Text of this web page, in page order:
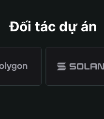
Đối tác dự án